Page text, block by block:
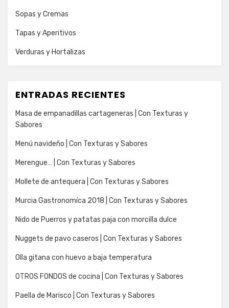
Sopas y Cremas
Tapas y Aperitivos
Verduras y Hortalizas
ENTRADAS RECIENTES
Masa de empanadillas cartageneras | Con Texturas y
Sabores
Menú navideño | Con Texturas y Sabores
Merengue… | Con Texturas y Sabores
Mollete de antequera | Con Texturas y Sabores
Murcia Gastronomíca 2018 | Con Texturas y Sabores
Nido de Puerros y patatas paja con morcilla dulce
Nuggets de pavo caseros | Con Texturas y Sabores
Olla gitana con huevo a baja temperatura
OTROS FONDOS de cocina | Con Texturas y Sabores
Paella de Marisco | Con Texturas y Sabores